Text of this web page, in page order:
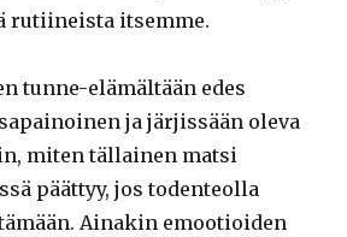
rutiineista itsemme.
tunne-elämältään edes
ja järjissään oleva
miten tällainen matsi
päättyy, jos todenteolla
Ainakin emootioiden